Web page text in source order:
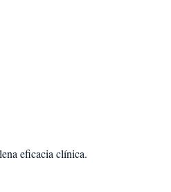
eficacia clínica.